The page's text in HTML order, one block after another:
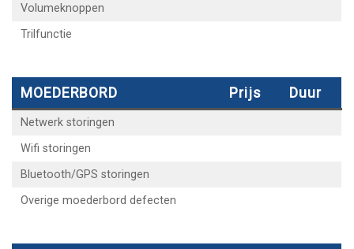
Volumeknoppen
Trilfunctie
MOEDERBORD Prijs Duur
Netwerk storingen
Wifi storingen
Bluetooth/GPS storingen
Overige moederbord defecten